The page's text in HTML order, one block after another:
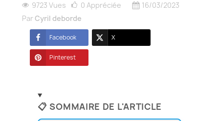
9723 Vues 0 Appréciée
16/03/2023
ParCyril deborde
Facebook X
Pinterest
📋 SOMMAIRE DE L'ARTICLE